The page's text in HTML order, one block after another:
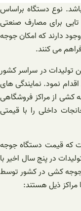
نوع دستگاه براساس
ظرفیت مشخص می شود. اندازه های 6000 تایی برای مصارف صنعتی
دارند که امکان جوجه
می کنند.
در سراسر کشور
نمود. نمایندگی های
کشی از مراکز فروشگاهی
داخلی را با قیمتی
که قیمت دستگاه جوجه
در پنج سال اخیر با
کشی در کشور توسط
مراکز ذیل هستند: